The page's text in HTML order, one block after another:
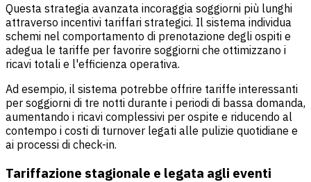
Questa strategia avanzata incoraggia soggiorni più lunghi
attraverso incentivi tariffari strategici. Il sistema individua
schemi nel comportamento di prenotazione degli ospiti e
adegua le tariffe per favorire soggiorni che ottimizzano i
ricavi totali e l'efficienza operativa.
Ad esempio, il sistema potrebbe offrire tariffe interessanti
per soggiorni di tre notti durante i periodi di bassa domanda,
aumentando i ricavi complessivi per ospite e riducendo al
contempo i costi di turnover legati alle pulizie quotidiane e
ai processi di check-in.
Tariffazione stagionale e legata agli eventi